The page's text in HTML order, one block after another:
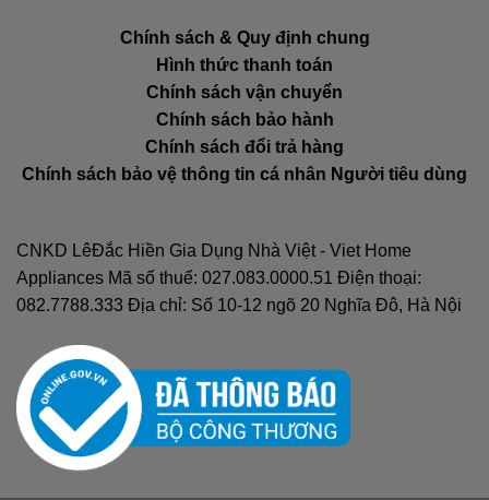
Chính sách & Quy định chung
Hình thức thanh toán
Chính sách vận chuyển
Chính sách bảo hành
Chính sách đổi trả hàng
Chính sách bảo vệ thông tin cá nhân Người tiêu dùng
CNKD LêĐắc Hiền Gia Dụng Nhà Việt - Viet Home
Appliances Mã số thuế: 027.083.0000.51 Điện thoại:
082.7788.333 Địa chỉ: Số 10-12 ngõ 20 Nghĩa Đô, Hà Nội